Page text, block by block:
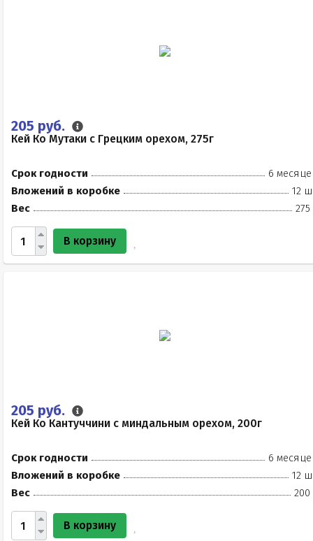
205 руб.
Кей Ко Мутаки с Грецким орехом, 275г
Срок годности
6
Вложений в коробке
12
Вес
275
В корзину
205 руб.
Кей Ко Кантуччини с миндальным орехом, 200г
Срок годности
6
Вложений в коробке
12
Вес
200
В корзину